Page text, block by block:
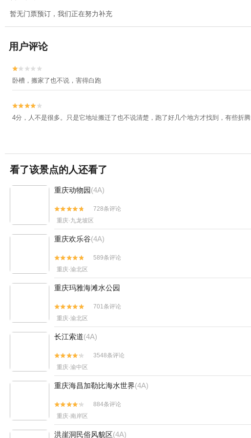
暂无门票预订，我们正在努力补充
用户评论


卧槽，搬家了也不说，害得白跑


4分，人不是很多。只是它地址搬迁了也不说清楚，跑了好几个地方才找到，有些折腾
看了该景点的人还看了
重庆动物园(4A)


728条评论
重庆·九龙坡区
重庆欢乐谷(4A)


589条评论
重庆·渝北区
重庆玛雅海滩水公园


701条评论
重庆·渝北区
长江索道(4A)


3548条评论
重庆·渝中区
重庆海昌加勒比海水世界(4A)


884条评论
重庆·南岸区
洪崖洞民俗风貌区(4A)